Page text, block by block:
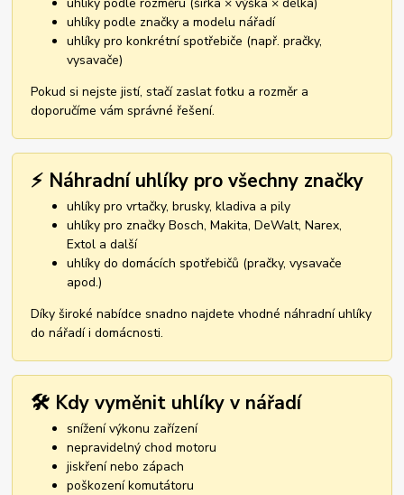
uhlíky podle značky a modelu nářadí
uhlíky pro konkrétní spotřebiče (např. pračky,
vysavače)
Pokud si nejste jistí, stačí zaslat fotku a rozměr a
doporučíme vám správné řešení.
⚡ Náhradní uhlíky pro všechny značky
uhlíky pro vrtačky, brusky, kladiva a pily
uhlíky pro značky Bosch, Makita, DeWalt, Narex,
Extol a další
uhlíky do domácích spotřebičů (pračky, vysavače
apod.)
Díky široké nabídce snadno najdete vhodné náhradní uhlíky
do nářadí i domácnosti.
🛠️ Kdy vyměnit uhlíky v nářadí
snížení výkonu zařízení
nepravidelný chod motoru
jiskření nebo zápach
poškození komutátoru